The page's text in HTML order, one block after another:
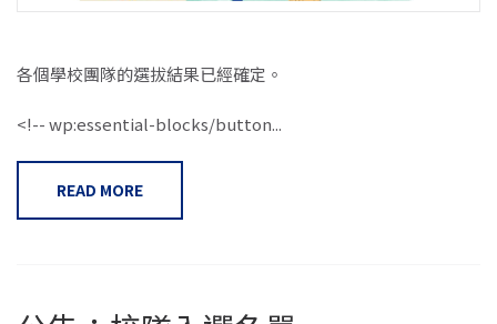
各個學校團隊的選拔結果已經確定。
<!-- wp:essential-blocks/button...
READ MORE